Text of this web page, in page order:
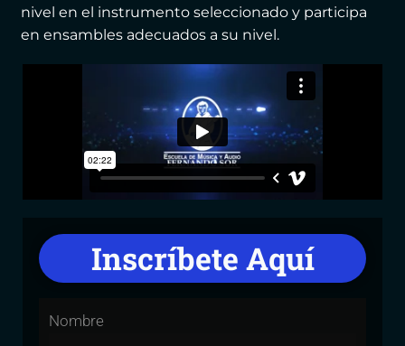
nivel en el instrumento seleccionado y participa
en ensambles adecuados a su nivel.
Inscríbete Aquí
Nombre